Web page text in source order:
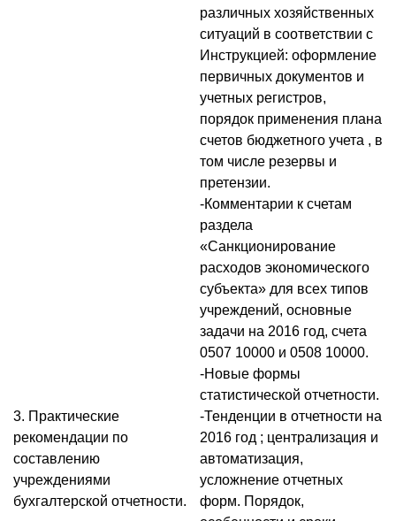
различных хозяйственных
ситуаций в соответствии с
Инструкцией: оформление
первичных документов и
учетных регистров,
порядок применения плана
счетов бюджетного учета , в
том числе резервы и
претензии.
-Комментарии к счетам
раздела
«Санкционирование
расходов экономического
субъекта» для всех типов
учреждений, основные
задачи на 2016 год, счета
0507 10000 и 0508 10000.
-Новые формы
статистической отчетности.
3. Практические
рекомендации по
составлению
учреждениями
бухгалтерской отчетности.
-Тенденции в отчетности на
2016 год ; централизация и
автоматизация,
усложнение отчетных
форм. Порядок,